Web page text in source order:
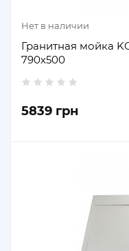
Нет в наличии
Гранитная мойка
790х500
5839 грн